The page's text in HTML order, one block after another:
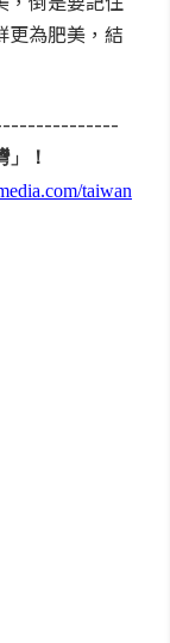
更為肥美，結
！
taiwan